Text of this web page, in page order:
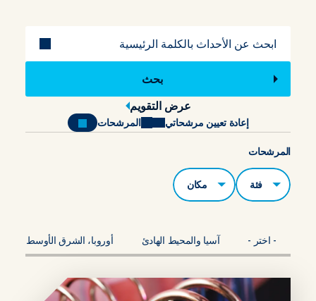
عرض التقويم
إعادة تعيين مرشحاتي المرشحات
المرشحات
الفئات مكان
- اختر - آسيا والمحيط الهادئ أوروبا، الشرق الأوسط،